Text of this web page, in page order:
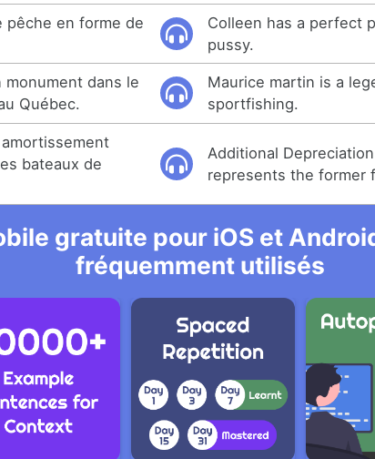
pêche en forme de
Colleen has a perfect
pussy.
dans le
Québec.
Maurice martin is a
sportfishing.
bateaux de
Additional
represents the former
gratuite pour iOS et
fréquemment utilisés